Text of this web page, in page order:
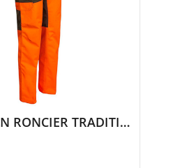
PANTALON RONCIER TRADITION | ORANGE